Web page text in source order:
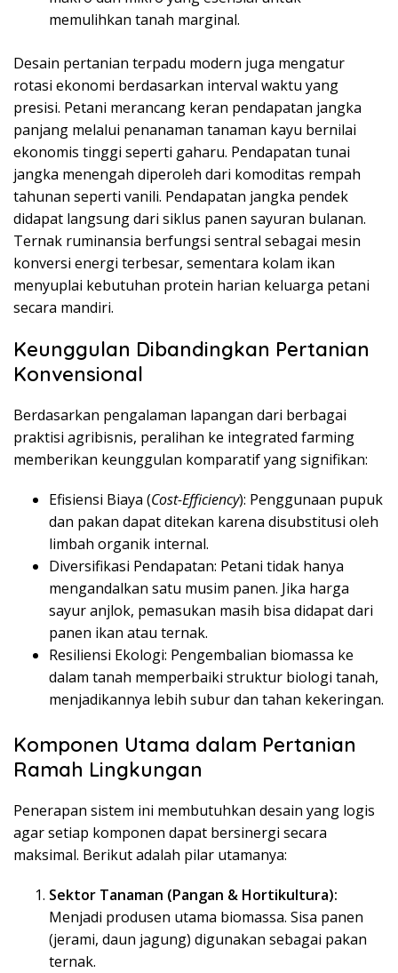
memulihkan tanah marginal.
Desain pertanian terpadu modern juga mengatur
rotasi ekonomi berdasarkan interval waktu yang
presisi. Petani merancang keran pendapatan jangka
panjang melalui penanaman tanaman kayu bernilai
ekonomis tinggi seperti gaharu. Pendapatan tunai
jangka menengah diperoleh dari komoditas rempah
tahunan seperti vanili. Pendapatan jangka pendek
didapat langsung dari siklus panen sayuran bulanan.
Ternak ruminansia berfungsi sentral sebagai mesin
konversi energi terbesar, sementara kolam ikan
menyuplai kebutuhan protein harian keluarga petani
secara mandiri.
Keunggulan Dibandingkan Pertanian
Konvensional
Berdasarkan pengalaman lapangan dari berbagai
praktisi agribisnis, peralihan ke integrated farming
memberikan keunggulan komparatif yang signifikan:
Efisiensi Biaya (Cost-Efficiency): Penggunaan pupuk
dan pakan dapat ditekan karena disubstitusi oleh
limbah organik internal.
Diversifikasi Pendapatan: Petani tidak hanya
mengandalkan satu musim panen. Jika harga
sayur anjlok, pemasukan masih bisa didapat dari
panen ikan atau ternak.
Resiliensi Ekologi: Pengembalian biomassa ke
dalam tanah memperbaiki struktur biologi tanah,
menjadikannya lebih subur dan tahan kekeringan.
Komponen Utama dalam Pertanian
Ramah Lingkungan
Penerapan sistem ini membutuhkan desain yang logis
agar setiap komponen dapat bersinergi secara
maksimal. Berikut adalah pilar utamanya:
Sektor Tanaman (Pangan & Hortikultura):
Menjadi produsen utama biomassa. Sisa panen
(jerami, daun jagung) digunakan sebagai pakan
ternak.